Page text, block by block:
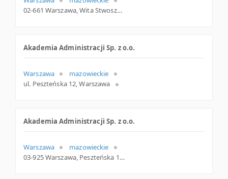
02-661 Warszawa, Wita Stwosza 44/37, woj. Mazowieckie, pow. Warszawa, gm. Warszawa
Akademia Administracji Sp. z o.o.
Warszawa
mazowieckie
ul. Peszteńska 12, Warszawa
Akademia Administracji Sp. z o.o.
Warszawa
mazowieckie
03-925 Warszawa, Peszteńska 12, woj. Mazowieckie, pow. Warszawa, gm. Warszawa